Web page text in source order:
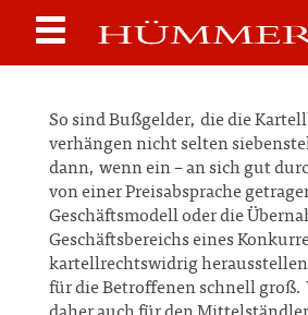
So sind Bußgelder, die die
verhängen nicht selten
dann, wenn ein – an sich gut
von einer Preisabsprache
Geschäftsmodell oder die
Geschäftsbereichs eines
kartellrechtswidrig
für die Betroffenen schnell groß.